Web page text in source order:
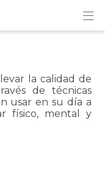
la calidad de
de técnicas
usar en su día a
físico, mental y